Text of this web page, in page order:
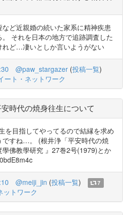
ど近親婚の続いた家系に精神疾患
それを日本の地方で追跡調査した
れど…凄いとしか言いようがない
@paw_stargazer (投稿一覧)
ート・ネットワーク
時代の焼身往生について
を目指してやってるので結縁を求め
ですね…。 (根井浄「平安時代の焼
佛教學研究 』27巻2号(1979)とか
@meiji_jin (投稿一覧)
7
ットワーク